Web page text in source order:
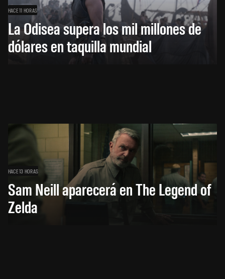
HACE 11 HORAS
La Odisea supera los mil millones de
dólares en taquilla mundial
HACE 13 HORAS
Sam Neill aparecerá en The Legend of
Zelda